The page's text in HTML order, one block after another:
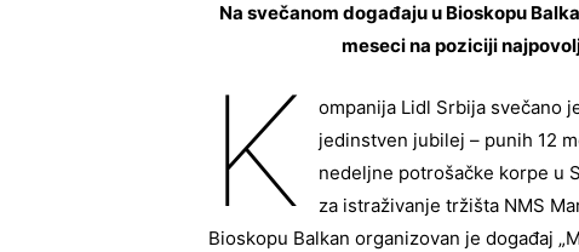
Na svečanom događaju u Bioskopu
meseci na poziciji
K
ompanija Lidl Srbija svečano
jedinstven jubilej – punih 12
nedeljne potrošačke korpe u
za istraživanje tržišta NMS
Bioskopu Balkan organizovan je događaj